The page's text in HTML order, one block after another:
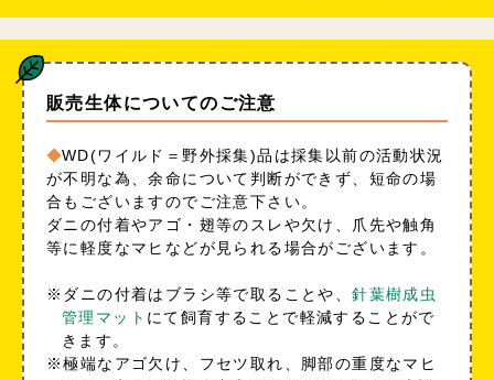
販売生体についてのご注意
WD(ワイルド＝野外採集)品は採集以前の活動状況
が不明な為、余命について判断ができず、短命の場
合もございますのでご注意下さい。
ダニの付着やアゴ・翅等のスレや欠け、爪先や触角
等に軽度なマヒなどが見られる場合がございます。
※ダニの付着はブラシ等で取ることや、針葉樹成虫
管理マット にて飼育することで軽減することがで
きます。
※極端なアゴ欠け、フセツ取れ、脚部の重度なマヒ